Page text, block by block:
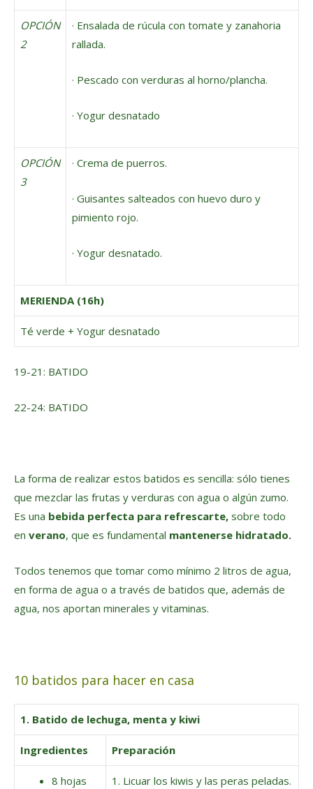
OPCIÓN
2
· Ensalada de rúcula con tomate y zanahoria
rallada.
· Pescado con verduras al horno/plancha.
· Yogur desnatado
OPCIÓN
3
· Crema de puerros.
· Guisantes salteados con huevo duro y
pimiento rojo.
· Yogur desnatado.
MERIENDA (16h)
Té verde + Yogur desnatado
19-21: BATIDO
22-24: BATIDO
La forma de realizar estos batidos es sencilla: sólo tienes
que mezclar las frutas y verduras con agua o algún zumo.
Es una bebida perfecta para refrescarte, sobre todo
en verano, que es fundamental mantenerse hidratado.
Todos tenemos que tomar como mínimo 2 litros de agua,
en forma de agua o a través de batidos que, además de
agua, nos aportan minerales y vitaminas.
10 batidos para hacer en casa
1. Batido de lechuga, menta y kiwi
Ingredientes Preparación
8 hojas
1. Licuar los kiwis y las peras peladas.